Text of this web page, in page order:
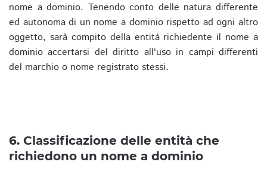
nome a dominio. Tenendo conto delle natura differente
ed autonoma di un nome a dominio rispetto ad ogni altro
oggetto, sarà compito della entità richiedente il nome a
dominio accertarsi del diritto all'uso in campi differenti
del marchio o nome registrato stessi.
6. Classificazione delle entità che
richiedono un nome a dominio